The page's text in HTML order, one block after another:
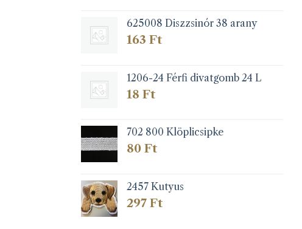
625008 Diszzsinór 38 arany
163 Ft
1206-24 Férfi divatgomb 24 L
18 Ft
702 800 Klöplicsipke
80 Ft
2457 Kutyus
297 Ft